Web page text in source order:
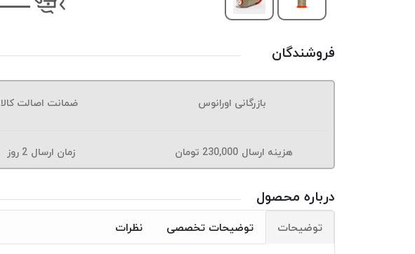
فروشندگان
بازرگانی اورانوس ضمانت اصالت کالا
هزینه ارسال 230,000 تومان زمان ارسال 2 روز
درباره محصول
توضیحات توضیحات تخصصی نظرات